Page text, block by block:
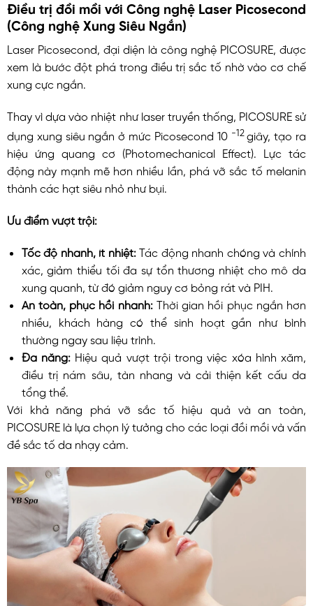
Điều trị đồi mồi với Công nghệ Laser Picosecond
(Công nghệ Xung Siêu Ngắn)
Laser Picosecond, đại diện là công nghệ PICOSURE, được
xem là bước đột phá trong điều trị sắc tố nhờ vào cơ chế
xung cực ngắn.
Thay vì dựa vào nhiệt như laser truyền thống, PICOSURE sử
dụng xung siêu ngắn ở mức Picosecond 10 -12 giây, tạo ra
hiệu ứng quang cơ (Photomechanical Effect). Lực tác
động này mạnh mẽ hơn nhiều lần, phá vỡ sắc tố melanin
thành các hạt siêu nhỏ như bụi.
Ưu điểm vượt trội:
Tốc độ nhanh, ít nhiệt:Tác động nhanh chóng và chính
xác, giảm thiểu tối đa sự tổn thương nhiệt cho mô da
xung quanh, từ đó giảm nguy cơ bỏng rát và PIH.
An toàn, phục hồi nhanh: Thời gian hồi phục ngắn hơn
nhiều, khách hàng có thể sinh hoạt gần như bình
thường ngay sau liệu trình.
Đa năng: Hiệu quả vượt trội trong việc xóa hình xăm,
điều trị nám sâu, tàn nhang và cải thiện kết cấu da
tổng thể.
Với khả năng phá vỡ sắc tố hiệu quả và an toàn,
PICOSURE là lựa chọn lý tưởng cho các loại đồi mồi và vấn
đề sắc tố da nhạy cảm.